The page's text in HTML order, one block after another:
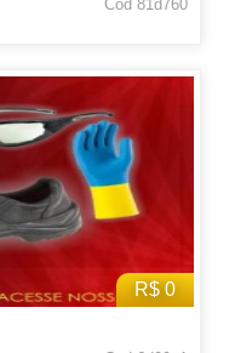
Cod 81d760
R$ 0